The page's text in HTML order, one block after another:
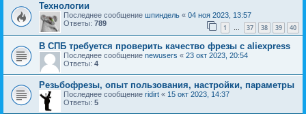
Технологии
Последнее сообщение шпиндель « 04 ноя 2023, 13:57
Ответы: 789 1 … 37 38 39 40
В СПБ требуется проверить качество фрезы с aliexpress
Последнее сообщение newusers « 23 окт 2023, 20:54
Ответы: 4
Резьбофрезы, опыт пользования, настройки, параметры
Последнее сообщение ridirt « 15 окт 2023, 14:37
Ответы: 5